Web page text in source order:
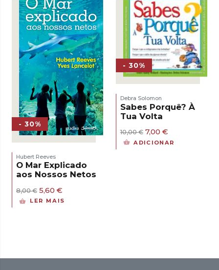
- 30%
Hubert Reeves
O Mar Explicado
aos Nossos Netos
8,00€ O
preço
5,60 €
preço
LER MAIS
- 30%
Debra Solomon
Sabes Porquê? À
Tua Volta
10,00€ O
preço
7,00 €O
preço
ADICIONAR